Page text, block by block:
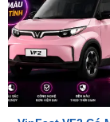
VinFast VF2 Có